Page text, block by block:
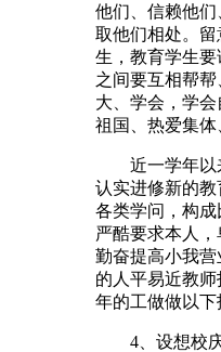
他们、信赖他
取他们相处。
生，教育学生
之间要互相帮
大、学会，学
祖国、热爱集体
近一学年以
认实进修新的教
各类学问，构成
严酷要求本人，
勤奋提高小我
的人平易近教
年的工做做以下
4、设想校庆